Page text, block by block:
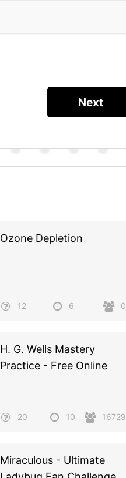
Ozone Depletion
12 6 0
H. G. Wells Mastery
Practice - Free Online
20 10 16729
Miraculous - Ultimate